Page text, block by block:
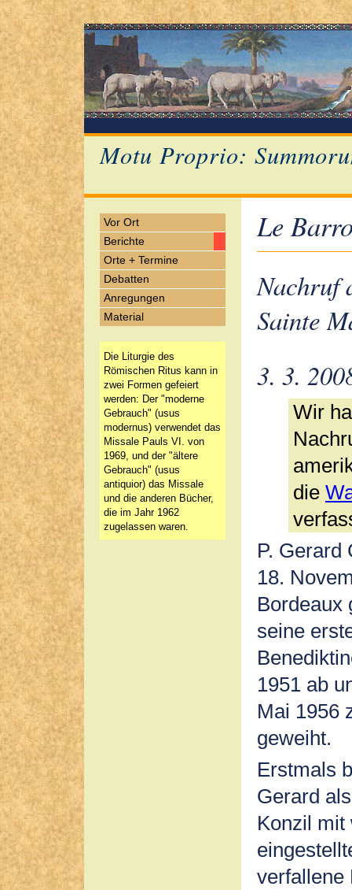
Motu Proprio:
Vor Ort
Berichte
Orte + Termine
Debatten
Anregungen
Material
Die Liturgie des
Römischen Ritus kann in
zwei Formen gefeiert
werden: Der "moderne
Gebrauch" (usus
modernus) verwendet das
Missale Pauls VI. von
1969, und der "ältere
Gebrauch" (usus
antiquior) das Missale
und die anderen Bücher,
die im Jahr 1962
zugelassen waren.
Le
Nachruf
Sainte
3. 3.
Wir
die
P. Gerard
18.
Bordeaux
seine
1951 ab
Mai 1956
geweiht.
Erstmals
Gerard
Konzil mit
verfallene